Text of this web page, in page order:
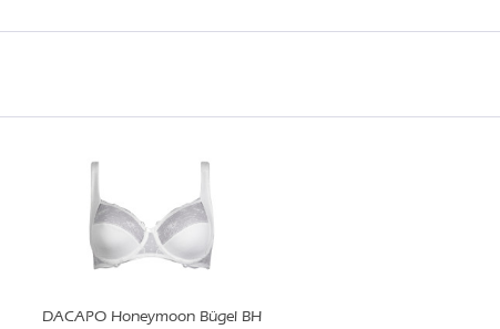
DACAPO Honeymoon Bügel BH